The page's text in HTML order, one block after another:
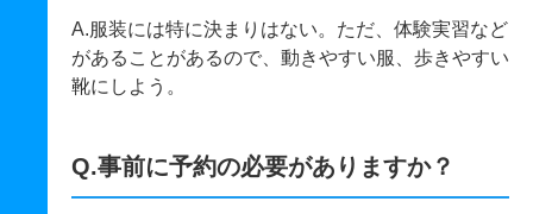
A.服装には特に決まりはない。ただ、体験実習など
があることがあるので、動きやすい服、歩きやすい
靴にしよう。
Q.事前に予約の必要がありますか？